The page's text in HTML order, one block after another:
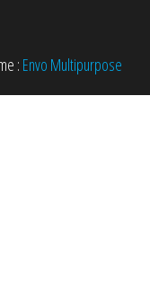
: Envo Multipurpose